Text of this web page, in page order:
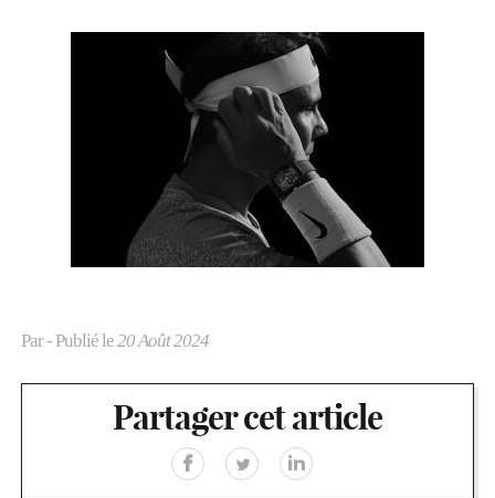
Par- Publié le20 Août 2024
Partager cet article